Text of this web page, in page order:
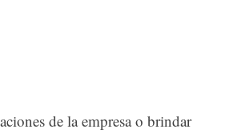
de la empresa o brindar